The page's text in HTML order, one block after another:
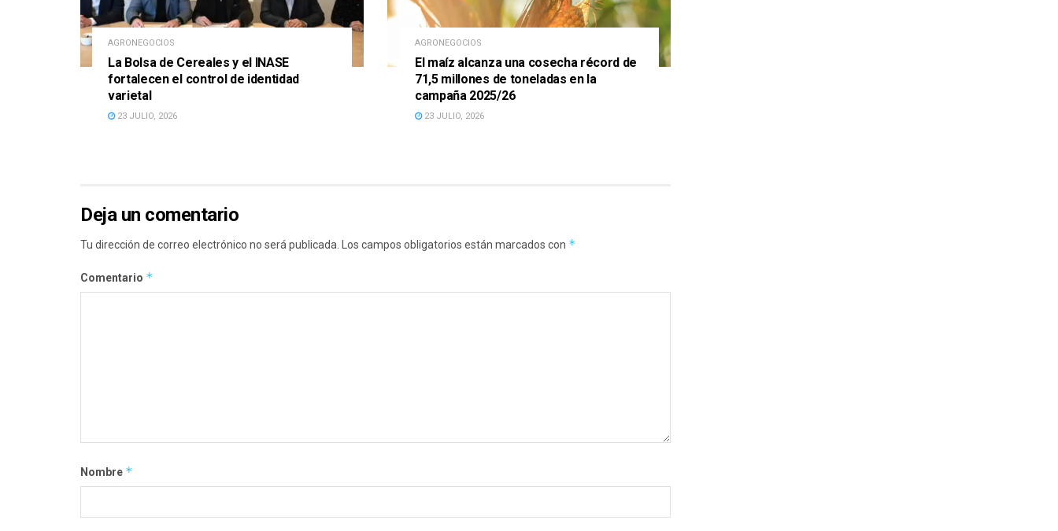
AGRONEGOCIOS
La Bolsa de Cereales y el INASE
fortalecen el control de identidad
varietal
23 JULIO, 2026
AGRONEGOCIOS
El maíz alcanza una cosecha récord de
71,5 millones de toneladas en la
campaña 2025/26
23 JULIO, 2026
Deja un comentario
Tu dirección de correo electrónico no será publicada. Los campos obligatorios están marcados con *
Comentario *
Nombre *